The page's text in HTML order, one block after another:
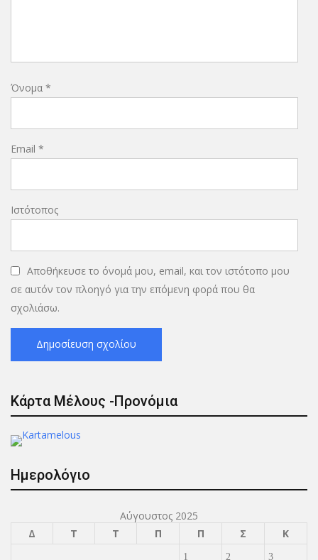
Όνομα *
Email *
Ιστότοπος
Αποθήκευσε το όνομά μου, email, και τον ιστότοπο μου
σε αυτόν τον πλοηγό για την επόμενη φορά που θα
σχολιάσω.
Κάρτα Μέλους -Προνόμια
Ημερολόγιο
Αύγουστος 2025
Δ
Τ Τ Π Π Σ Κ
1 2 3